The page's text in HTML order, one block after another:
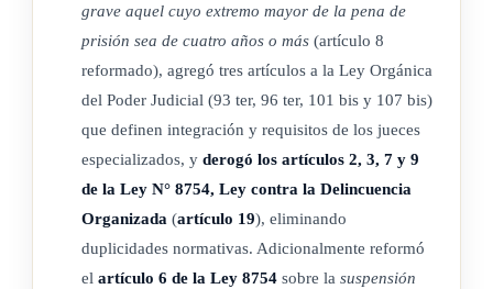
2-) Tener al menos treinta y cinco años de edad.
4-) Haber ejercido como profesional en derecho en los
ámbitos auxiliar de justicia o jurisdiccional, en materia penal,
por un mínimo de cinco años y estar elegible en el escalafón
correspondiente.
grave aquel cuyo extremo mayor de la pena de
prisión sea de cuatro años o más (artículo 8
reformado), agregó tres artículos a la Ley Orgánica
del Poder Judicial (93 ter, 96 ter, 101 bis y 107 bis)
que definen integración y requisitos de los jueces
especializados, y derogó los artículos 2, 3, 7 y 9
de la Ley N° 8754, Ley contra la Delincuencia
Organizada (artículo 19), eliminando
duplicidades normativas. Adicionalmente reformó
el artículo 6 de la Ley 8754 sobre la suspensión